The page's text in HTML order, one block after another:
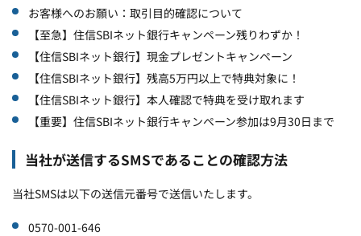
お客様へのお願い：取引目的確認について
【至急】住信SBIネット銀行キャンペーン残りわずか！
【住信SBIネット銀行】現金プレゼントキャンペーン
【住信SBIネット銀行】残高5万円以上で特典対象に！
【住信SBIネット銀行】本人確認で特典を受け取れます
【重要】住信SBIネット銀行キャンペーン参加は9月30日まで
当社が送信するSMSであることの確認方法
当社SMSは以下の送信元番号で送信いたします。
0570-001-646